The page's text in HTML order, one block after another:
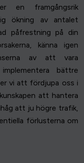
en framgångsrik
ökning av antalet
påfrestning på din
känna igen
av att vara
bättre
vi att fördjupa oss i
att hantera
att ju högre trafik,
förlusterna om